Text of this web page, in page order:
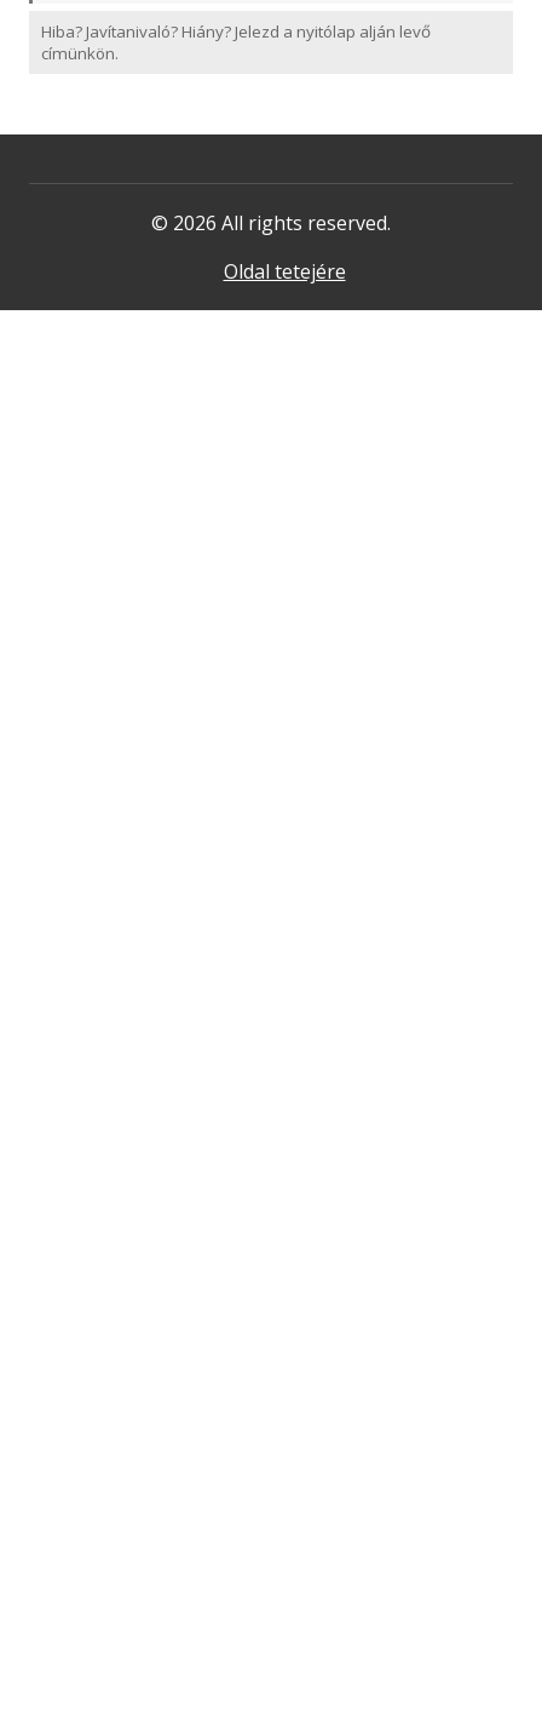
Hiba? Javítanivaló? Hiány? Jelezd a nyitólap alján levő
címünkön.
© 2026 All rights reserved.
Oldal tetejére